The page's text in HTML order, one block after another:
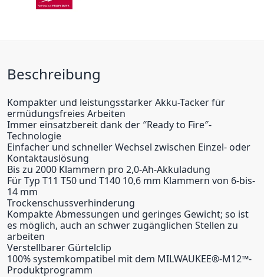
Beschreibung
Kompakter und leistungsstarker Akku-Tacker für
ermüdungsfreies Arbeiten
Immer einsatzbereit dank der ″Ready to Fire″-
Technologie
Einfacher und schneller Wechsel zwischen Einzel- oder
Kontaktauslösung
Bis zu 2000 Klammern pro 2,0-Ah-Akkuladung
Für Typ T11 T50 und T140 10,6 mm Klammern von 6-bis-
14 mm
Trockenschussverhinderung
Kompakte Abmessungen und geringes Gewicht; so ist
es möglich, auch an schwer zugänglichen Stellen zu
arbeiten
Verstellbarer Gürtelclip
100% systemkompatibel mit dem MILWAUKEE®-M12™-
Produktprogramm